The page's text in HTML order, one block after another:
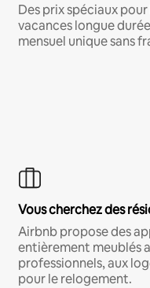
Des prix spéciaux
vacances longue
mensuel unique sans
Vous cherchez des
Airbnb propose des
entièrement meublés
professionnels, aux
pour le relogement.